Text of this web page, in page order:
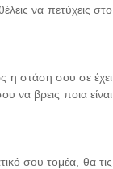
να πετύχεις στο
η στάση σου σε έχει
να βρεις ποια είναι
σου τομέα, θα τις